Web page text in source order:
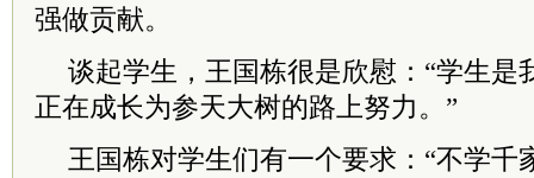
强做贡献。
谈起学生，王国栋很是欣慰：“学生是
正在成长为参天大树的路上努力。”
王国栋对学生们有一个要求：“不学千